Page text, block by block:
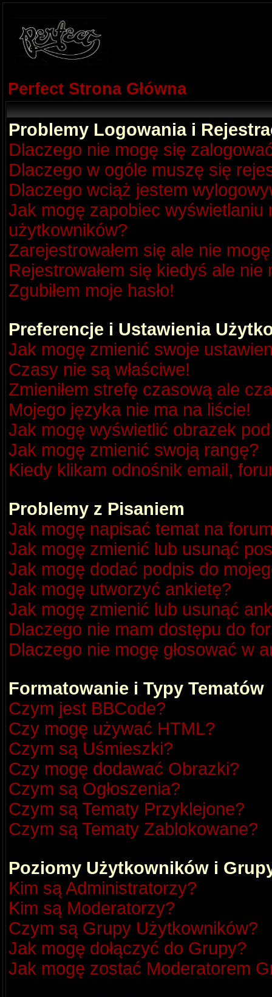
Perfect Strona Główna
Problemy Logowania i
Dlaczego nie mogę się
Dlaczego w ogóle muszę się
Dlaczego wciąż jestem
Jak mogę zapobiec
użytkowników?
Zarejestrowałem się ale nie
Rejestrowałem się kiedyś ale
Zgubiłem moje hasło!
Preferencje i Ustawienia
Jak mogę zmienić swoje
Czasy nie są właściwe!
Zmieniłem strefę czasową ale
Mojego języka nie ma na liście!
Jak mogę wyświetlić obrazek
Jak mogę zmienić swoją rangę?
Kiedy klikam odnośnik email,
Problemy z Pisaniem
Jak mogę napisać temat na
Jak mogę zmienić lub usunąć
Jak mogę dodać podpis do
Jak mogę utworzyć ankietę?
Jak mogę zmienić lub usunąć
Dlaczego nie mam dostępu do
Dlaczego nie mogę głosować w
Formatowanie i Typy Tematów
Czym jest BBCode?
Czy mogę używać HTML?
Czym są Uśmieszki?
Czy mogę dodawać Obrazki?
Czym są Ogłoszenia?
Czym są Tematy Przyklejone?
Czym są Tematy Zablokowane?
Poziomy Użytkowników i
Kim są Administratorzy?
Kim są Moderatorzy?
Czym są Grupy Użytkowników?
Jak mogę dołączyć do Grupy?
Jak mogę zostać Moderatorem